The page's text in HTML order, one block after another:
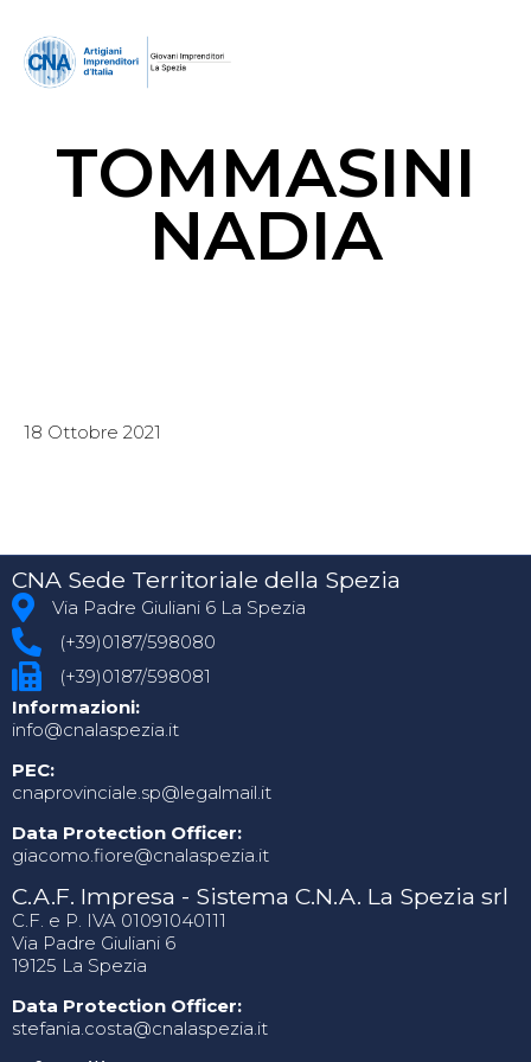
TOMMASINI
NADIA
18 Ottobre 2021
CNA Sede Territoriale della Spezia
Via Padre Giuliani 6 La Spezia
(+39)0187/598080
(+39)0187/598081
Informazioni:
info@cnalaspezia.it
PEC:
cnaprovinciale.sp@legalmail.it
Data Protection Officer:
giacomo.fiore@cnalaspezia.it
C.A.F. Impresa - Sistema C.N.A. La Spezia srl
C.F. e P. IVA 01091040111
Via Padre Giuliani 6
19125 La Spezia
Data Protection Officer:
stefania.costa@cnalaspezia.it